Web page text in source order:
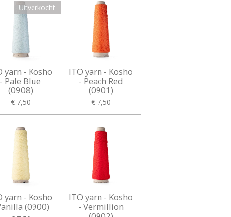
Uitverkocht
yarn - Kosho
- Pale Blue
(0908)
€ 7,50
ITO yarn - Kosho
- Peach Red
(0901)
€ 7,50
yarn - Kosho
(0900)
ITO yarn - Kosho
- Vermillion